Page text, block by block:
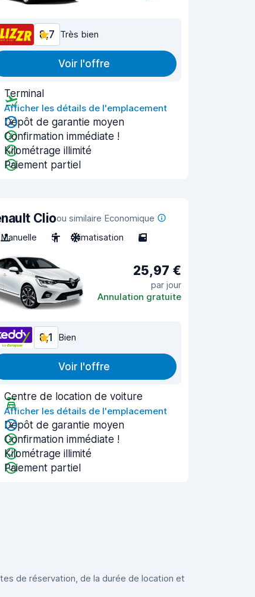
8,7 Très bien
Voir l'offre
Terminal
Afficher les détails de l'emplacement
Dépôt de garantie moyen
Confirmation immédiate !
Kilométrage illimité
Paiement partiel
Clioou similaire Economique
Manuelle
5 Climatisation 5
25,97 €
par jour
Annulation gratuite
8,1 Bien
Voir l'offre
Centre de location de voiture
Afficher les détails de l'emplacement
Dépôt de garantie moyen
Confirmation immédiate !
Kilométrage illimité
Paiement partiel
de réservation, de la durée de location et